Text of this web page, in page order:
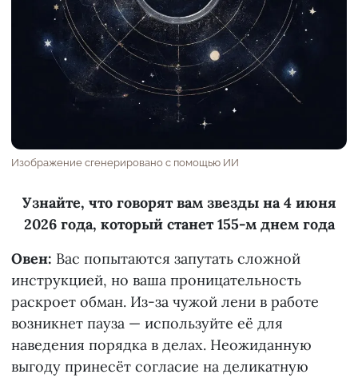
Изображение сгенерировано с помощью ИИ
Узнайте, что говорят вам звезды на 4 июня
2026 года, который станет 155-м днем года
Овен: Вас попытаются запутать сложной
инструкцией, но ваша проницательность
раскроет обман. Из-за чужой лени в работе
возникнет пауза — используйте её для
наведения порядка в делах. Неожиданную
выгоду принесёт согласие на деликатную